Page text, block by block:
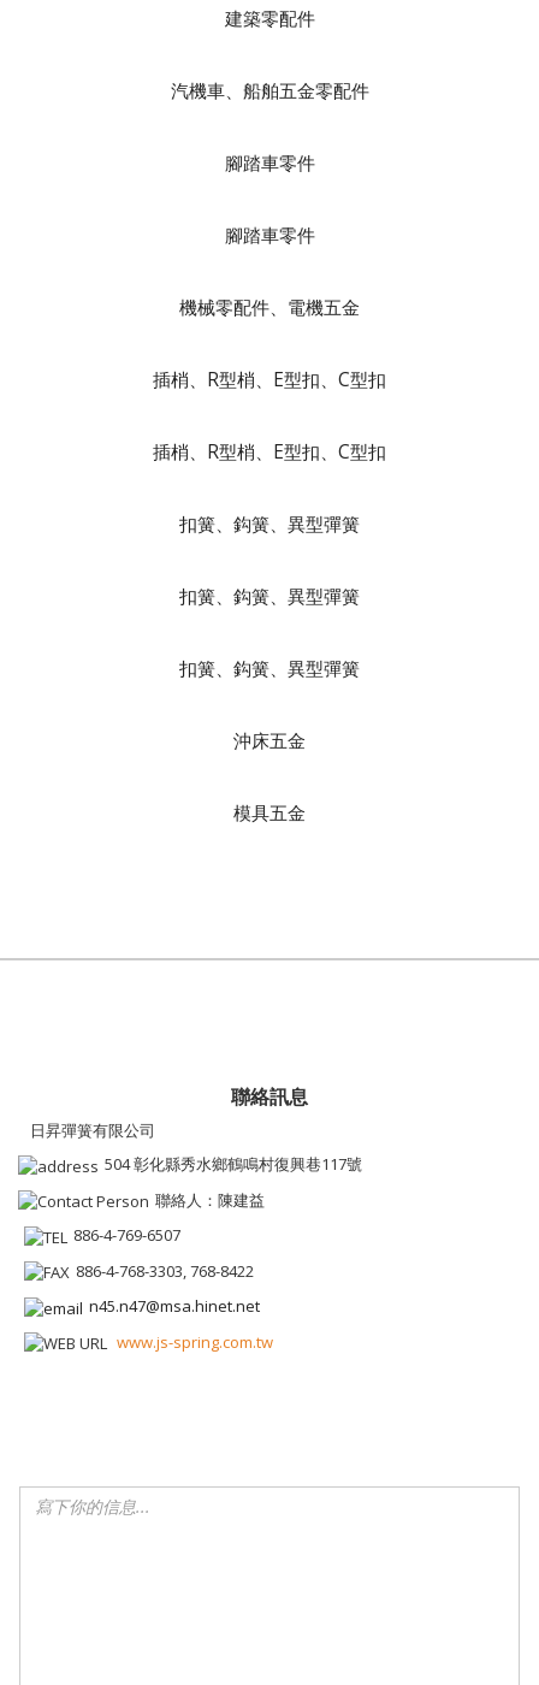
建築零配件
汽機車、船舶五金零配件
腳踏車零件
腳踏車零件
機械零配件、電機五金
插梢、R型梢、E型扣、C型扣
插梢、R型梢、E型扣、C型扣
扣簧、鈎簧、異型彈簧
扣簧、鈎簧、異型彈簧
扣簧、鈎簧、異型彈簧
沖床五金
模具五金
聯絡訊息
日昇彈簧有限公司
504 彰化縣秀水鄉鶴鳴村復興巷117號
聯絡人：陳建益
886-4-769-6507
886-4-768-3303, 768-8422
n45.n47@msa.hinet.net
www.js-spring.com.tw